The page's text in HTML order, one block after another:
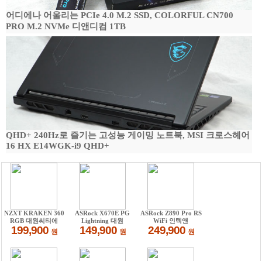
어디에나 어울리는 PCIe 4.0 M.2 SSD, COLORFUL CN700
PRO M.2 NVMe 디앤디컴 1TB
QHD+ 240Hz로 즐기는 고성능 게이밍 노트북, MSI 크로스헤어
16 HX E14WGK-i9 QHD+